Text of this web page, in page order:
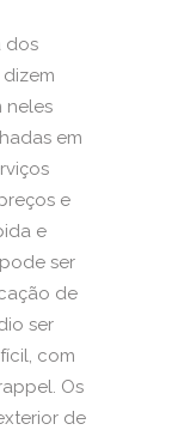
dos
neles
em
e
e
ser
de
ser
com
Os
de